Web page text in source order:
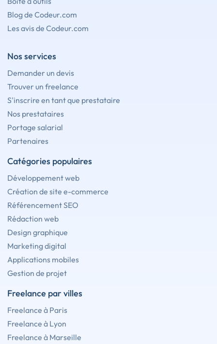
Blog de Codeur.com
Les avis de Codeur.com
Nos services
Demander un devis
Trouver un freelance
S'inscrire en tant que prestataire
Nos prestataires
Portage salarial
Partenaires
Catégories populaires
Développement web
Création de site e-commerce
Référencement SEO
Rédaction web
Design graphique
Marketing digital
Applications mobiles
Gestion de projet
Freelance par villes
Freelance à Paris
Freelance à Lyon
Freelance à Marseille